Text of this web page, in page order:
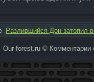
Разлившийся Дон затопил
Our-forest.ru © Комментарии